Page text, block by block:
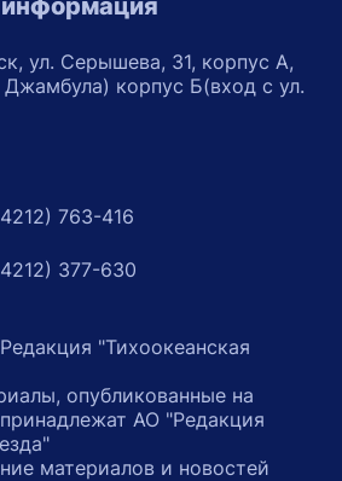
ул. Серышева, 31, корпус А,
корпус Б(вход с ул.
763-416
377-630
"Тихоокеанская
опубликованные на
АО "Редакция
материалов и новостей